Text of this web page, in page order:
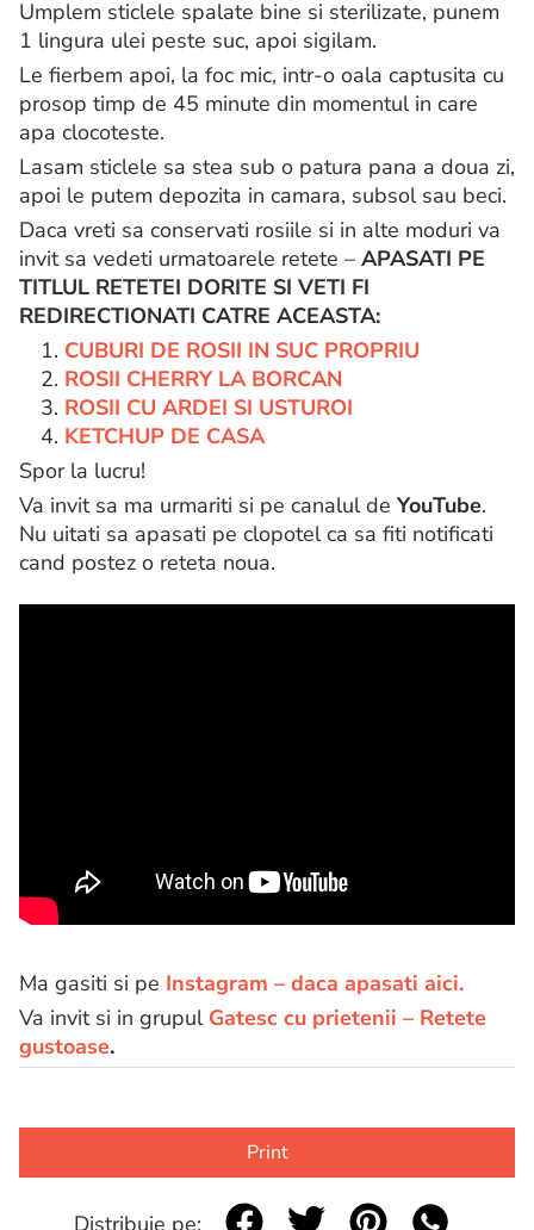
Umplem sticlele spalate bine si sterilizate, punem
1 lingura ulei peste suc, apoi sigilam.
Le fierbem apoi, la foc mic, intr-o oala captusita cu
prosop timp de 45 minute din momentul in care
apa clocoteste.
Lasam sticlele sa stea sub o patura pana a doua zi,
apoi le putem depozita in camara, subsol sau beci.
Daca vreti sa conservati rosiile si in alte moduri va
invit sa vedeti urmatoarele retete – APASATI PE
TITLUL RETETEI DORITE SI VETI FI
REDIRECTIONATI CATRE ACEASTA:
1. CUBURI DE ROSII IN SUC PROPRIU
2. ROSII CHERRY LA BORCAN
3. ROSII CU ARDEI SI USTUROI
4. KETCHUP DE CASA
Spor la lucru!
Va invit sa ma urmariti si pe canalul deYouTube.
Nu uitati sa apasati pe clopotel ca sa fiti notificati
cand postez o reteta noua.
Ma gasiti si pe Instagram – daca apasati aici.
Va invit si in grupul Gatesc cu prietenii – Retete
gustoase.
Print
Distribuie pe: